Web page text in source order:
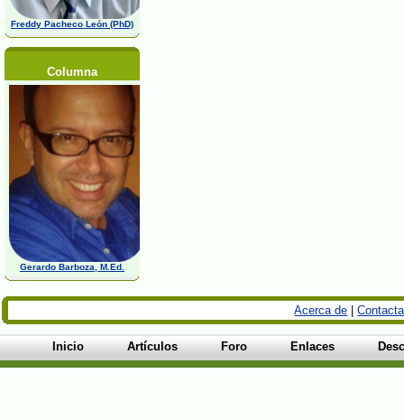
Freddy Pacheco León (PhD)
Columna
Gerardo Barboza, M.Ed.
Acerca de |
Inicio Artículos Foro Enlaces